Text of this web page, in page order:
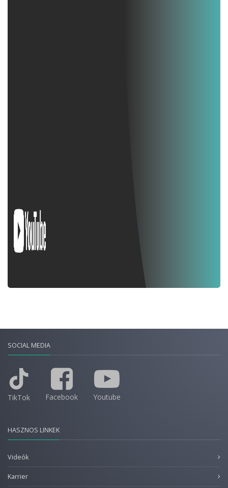
SOCIAL MEDIA
TikTok Facebook Youtube
HASZNOS LINKEK
Videók
Karrier